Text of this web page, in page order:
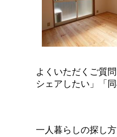
よくいただくご質
シェアしたい」「同
一人暮らしの探し